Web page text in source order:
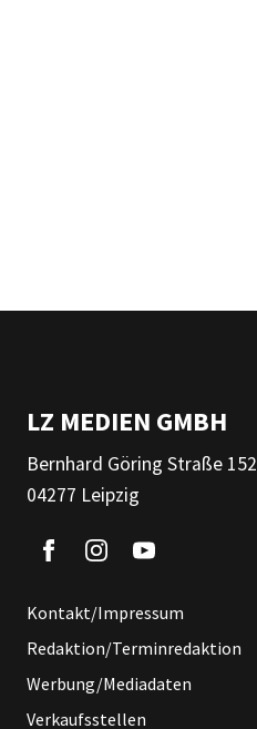
LZ MEDIEN GMBH
Bernhard Göring Straße 152
04277 Leipzig
Kontakt/Impressum
Redaktion/Terminredaktion
Werbung/Mediadaten
Verkaufsstellen